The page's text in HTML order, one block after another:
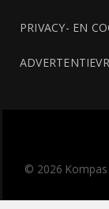
PRIVACY- EN
© 2026 Kompas